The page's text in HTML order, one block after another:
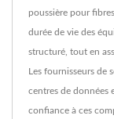
poussière pour
durée de vie des
structuré, tout en
Les fournisseurs de
centres de données
confiance à ces